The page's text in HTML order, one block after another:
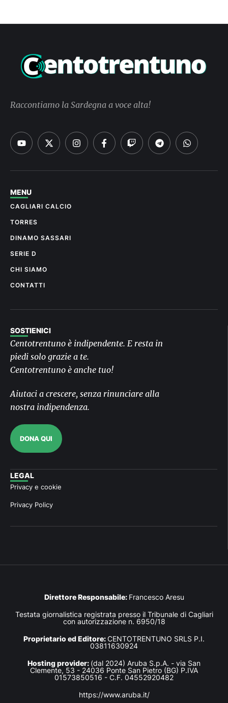
Raccontiamo la Sardegna a voce alta!
MENU
CAGLIARI CALCIO
TORRES
DINAMO SASSARI
SERIE D
CHI SIAMO
CONTATTI
SOSTIENICI
Centotrentuno è indipendente. E resta in
piedi solo grazie a te.
Centotrentuno è anche tuo!
Aiutaci a crescere, senza rinunciare alla
nostra indipendenza.
DONA QUI
LEGAL
Privacy e cookie
Privacy Policy
Direttore Responsabile: Francesco Aresu
Testata giornalistica registrata presso il Tribunale di Cagliari
con autorizzazione n. 6950/18
Proprietario ed Editore:CENTOTRENTUNO SRLS P.I.
03811630924
Hosting provider: (dal 2024) Aruba S.p.A. - via San
Clemente, 53 - 24036 Ponte San Pietro (BG) P.IVA
01573850516 - C.F. 04552920482
https://www.aruba.it/